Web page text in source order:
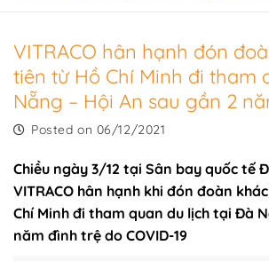
VITRACO hân hạnh đón
tiên từ Hồ Chí Minh đi tham
Nẵng – Hội An sau gần 2
Posted on 06/12/2021
Chiều ngày 3/12 tại Sân bay quốc tế
VITRACO hân hạnh khi đón đoàn
Chí Minh đi tham quan du lịch tại Đà
năm đình trệ do COVID-19